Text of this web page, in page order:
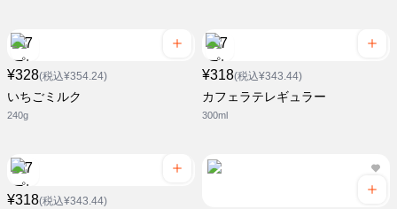
¥328(税込¥354.24)
いちごミルク
240g
¥318(税込¥343.44)
カフェラテレギュラー
300ml
¥318(税込¥343.44)